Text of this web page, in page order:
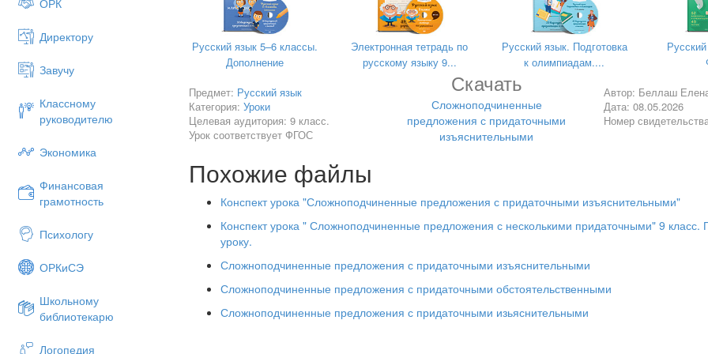
ОРК
Директору
Завучу
Классному
руководителю
Экономика
Финансовая
грамотность
Психологу
ОРКиСЭ
Школьному
библиотекарю
Логопедия
составлять схемы предложений с указанными придаточными;
различать придаточные определительные и изъяснительные с одинаковыми средствами связи.
Необходимое оборудование:
компьютер / ноутбук, проектор, экран / интерактивная
тетрадь
I. Организационный момент. Мотивация.
. Повторение изученного материала.
Работа по карточкам.
Лингвистическая разминка.
Фронтальный опрос.
Русский язык 5–6 классы.
Дополнение
Электронная тетрадь по
русскому языку 9...
Русский язык. Подготовка
к олимпиадам....
Предмет: Русский язык
Категория: Уроки
Целевая аудитория: 9 класс.
Урок соответствует ФГОС
Скачать
Сложноподчиненные
предложения с придаточными
изъяснительными
Автор: Беллаш
Дата: 08.05.2026
Номер
Похожие файлы
Конспект урока "Сложноподчиненные предложения с придаточными изъяснительными"
Конспект урока " Сложноподчиненные предложения с несколькими придаточными" 9 класс.
уроку.
Сложноподчиненные предложения с придаточными изъяснительными
Сложноподчиненные предложения с придаточными обстоятельственными
Сложноподчиненные предложения с придаточными изьяснительными